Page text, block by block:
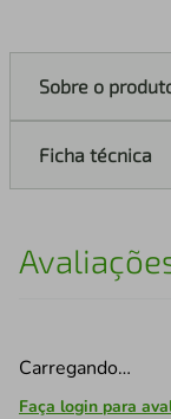
Sobre o
Ficha técnica
Carregando…
Faça login para